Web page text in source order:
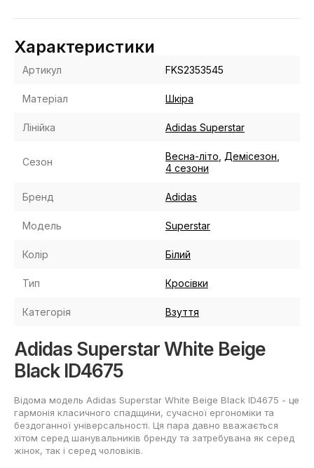
Характеристики
Артикул FKS2353545
Матеріал Шкіра
Лінійка Adidas Superstar
Сезон Весна-літо Демісезон
4 сезони
Бренд Adidas
Модель Superstar
Колір Білий
Тип Кросівки
Категорія Взуття
Adidas Superstar White Beige
Black ID4675
Відома модель Adidas Superstar White Beige Black ID4675 - це
гармонія класичного спадщини, сучасної ергономіки та
бездоганної універсальності. Ця пара давно вважається
хітом серед шанувальників бренду та затребувана як серед
жінок, так і серед чоловіків.